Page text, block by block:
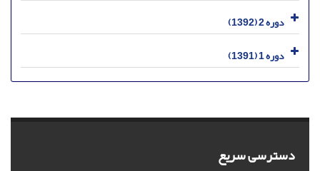
دوره 2 (1392)
دوره 1 (1391)
دسترسی سریع